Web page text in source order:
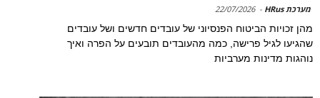
מערכת HRus -
22/07/2026
מהן זכויות הביטוח הפנסיוני של עובדים חדשים ושל עובדים
שהגיעו לגיל פרישה, כמה מהעובדים תובעים על הפרה ואיך
נוהגות מדינות מערביות